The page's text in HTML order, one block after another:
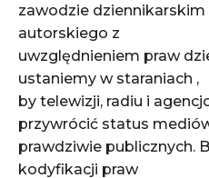
zawodzie dziennikarskim
autorskiego z
uwzględnieniem praw
ustaniemy w staraniach ,
by telewizji, radiu i
przywrócić status
prawdziwie publicznych.
kodyfikacji praw